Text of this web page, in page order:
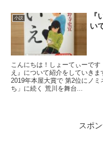
小説
『
い
こんにちは！しょーてぃーで
え』について紹介をしていき
2019年本屋大賞で 第2位にノ
ち」に続く 荒川を舞台...
スポ